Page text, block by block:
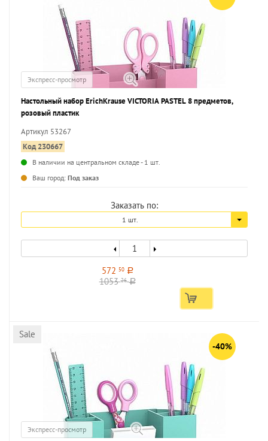
Экспресс-просмотр
Настольный набор ErichKrause VICTORIA PASTEL 8 предметов,
розовый пластик
Артикул 53267
Код 230667
В наличии на центральном складе - 1 шт.
Ваш город: Под заказ
Заказать по:
1 шт.
572 50 a
105326 a
Sale
-40%
Экспресс-просмотр